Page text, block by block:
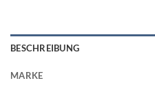
BESCHREIBUNG
MARKE